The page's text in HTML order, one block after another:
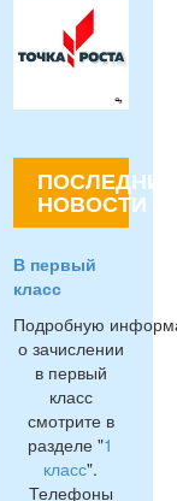
ПОСЛЕДНИЕ
НОВОСТИ
В первый
класс
Подробную
о зачислении
в первый
класс
смотрите в
разделе "1
класс".
Телефоны